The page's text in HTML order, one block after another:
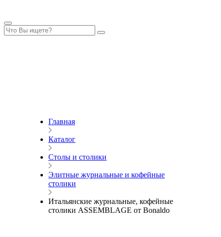
Главная
Каталог
Столы и столики
Элитные журнальные и кофейные
столики
Итальянские журнальные, кофейные
столики ASSEMBLAGE от Bonaldo